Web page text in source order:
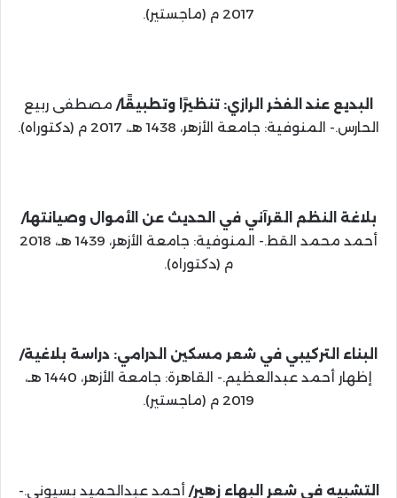
2017 م (ماجستير).
البديع عند الفخر الرازي: تنظيرًا وتطبيقًا/ مصطفى ربيع
الحارس.- المنوفية: جامعة الأزهر، 1438 هـ، 2017 م (دكتوراه).
بلاغة النظم القرآني في الحديث عن الأموال وصيانتها/
أحمد محمد القط.- المنوفية: جامعة الأزهر، 1439 هـ، 2018
م (دكتوراه).
البناء التركيبي في شعر مسكين الدرامي: دراسة بلاغية/
إظهار أحمد عبدالعظيم.- القاهرة: جامعة الأزهر، 1440 هـ،
2019 م (ماجستير).
التشبيه في شعر البهاء زهير/أحمد عبدالحميد بسيوني.-